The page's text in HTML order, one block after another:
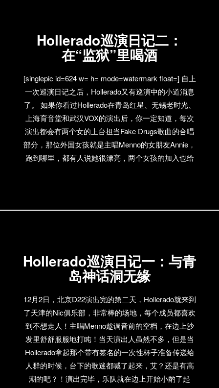
Hollerado巡演日记二：
在“监狱”里喝酒
[singlepic id=624 w= h= mode=watermark float=] 自上
一次巡演日记之后，Hollerado又有巡演中的小道消息
了。 如果你看过Hollerado在青岛红星、无锡老时光、
上海育音堂和武汉VOX的演出后，你一定知道，每次
演出都会有两个女的上台担当Fake Drugs歌曲的合唱
部分，那位外国女孩就是主唱Menno的女朋友Annie，
跑到哪里，都有人说她很漂亮，两个女孩的加入也给
有一位歌迷女孩说要听Fake Drugs，Menno问她会不
shots的歌迷，但是Menno总是喜欢搞惊喜，为什么？
因为Hollerado都说，他们热爱武汉，喜欢VOX，因为
以不免费买酒给大家喝呢？于是，7杯Hollerado shots
就这么被端上了台！ [singlepic id=625 w= h=
mode=watermark float=] 演出结束后，Hollerado去了
边上非常出名的Prison Club──监狱俱乐部。这家小酒
吧是VOX的合作伙伴，非常适合朋友们聚会喝着酒聊
天，边上还有一家小店出售很多的CD。一到达监狱，
他们又搞起了新款shots，这背后有一个小故事，那是
Hollerado巡演日记一：与青
岛神话洞无缘
12月2日，北京D22演出完的第二天，Hollerado就来到
了天津的Nic俱乐部，非常棒的场地，每个成员都喜欢
到不想走人！主唱Menno趁调音前的空档，在边上沙
发里舒舒服服地打盹！当天演出人虽然不多，但是当
Hollerado拿起那个带有签名的一次性杯子准备传递给
人群的时候，台下的歌迷都喊了起来，艾？还是有高
潮的吧？！演出完毕，乐队就在边上开始小酌了起